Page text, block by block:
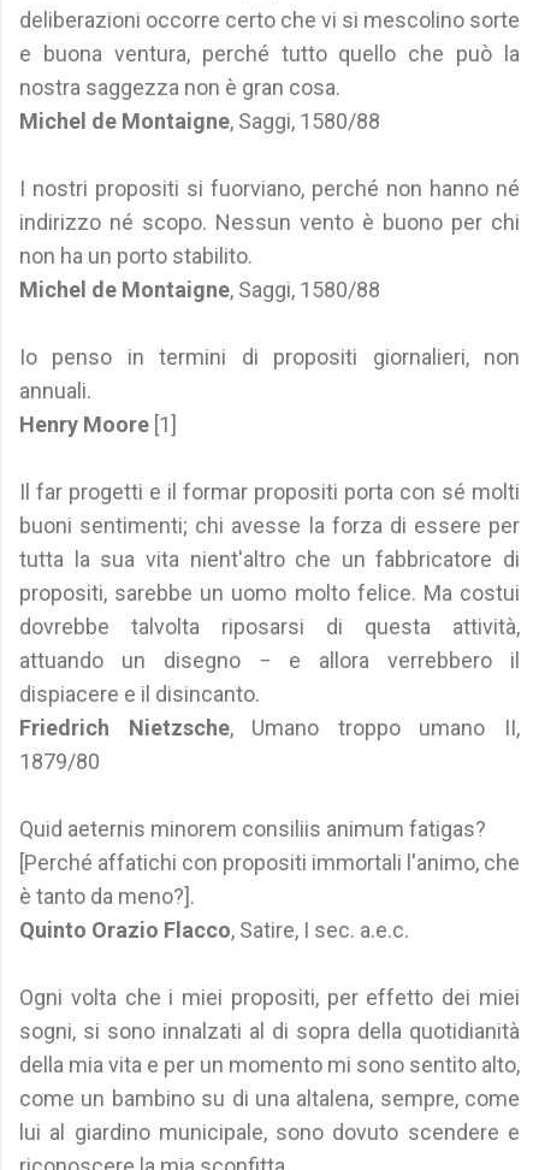
deliberazioni occorre certo che vi si mescolino sorte
e buona ventura, perché tutto quello che può la
nostra saggezza non è gran cosa.
Michel de Montaigne, Saggi, 1580/88
I nostri propositi si fuorviano, perché non hanno né
indirizzo né scopo. Nessun vento è buono per chi
non ha un porto stabilito.
Michel de Montaigne, Saggi, 1580/88
Io penso in termini di propositi giornalieri, non
annuali.
Henry Moore [1]
Il far progetti e il formar propositi porta con sé molti
buoni sentimenti; chi avesse la forza di essere per
tutta la sua vita nient'altro che un fabbricatore di
propositi, sarebbe un uomo molto felice. Ma costui
dovrebbe talvolta riposarsi di questa attività,
attuando un disegno − e allora verrebbero il
dispiacere e il disincanto.
Friedrich Nietzsche, Umano troppo umano II,
1879/80
Quid aeternis minorem consiliis animum fatigas?
[Perché affatichi con propositi immortali l'animo, che
è tanto da meno?].
Quinto Orazio Flacco, Satire, I sec. a.e.c.
Ogni volta che i miei propositi, per effetto dei miei
sogni, si sono innalzati al di sopra della quotidianità
della mia vita e per un momento mi sono sentito alto,
come un bambino su di una altalena, sempre, come
lui al giardino municipale, sono dovuto scendere e